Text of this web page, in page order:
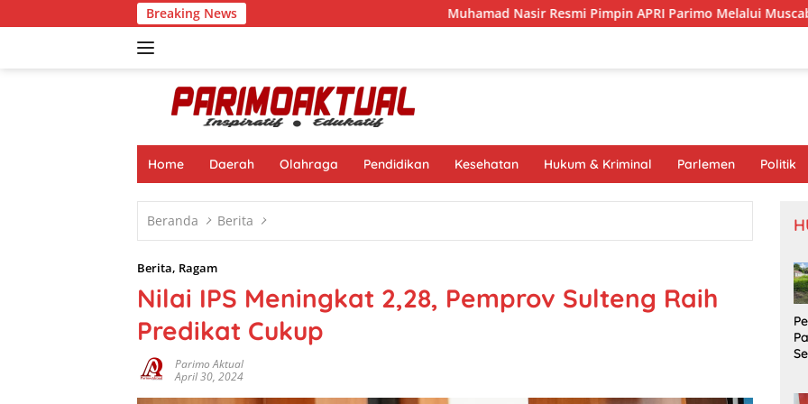
ke
Breaking News Muhamad Nasir Resmi Pimpin APRI Parimo Melalui Muscab Periode
Home Daerah Olahraga Pendidikan Kesehatan Hukum & Kriminal Parlemen Politik
Beranda Berita
Berita, Ragam
Nilai IPS Meningkat 2,28, Pemprov Sulteng Raih
Predikat Cukup
Parimo Aktual
April 30, 2024